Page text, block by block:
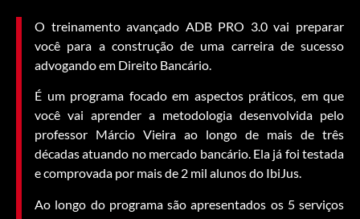
O treinamento avançado ADB PRO 3.0 vai preparar
você para a construção de uma carreira de sucesso
advogando em Direito Bancário.
É um programa focado em aspectos práticos, em que
você vai aprender a metodologia desenvolvida pelo
professor Márcio Vieira ao longo de mais de três
décadas atuando no mercado bancário. Ela já foi testada
e comprovada por mais de 2 mil alunos do IbiJus.
Ao longo do programa são apresentados os 5 serviços